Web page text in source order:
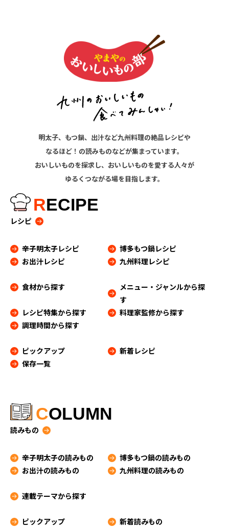
明太子、もつ鍋、出汁など九州料理の絶品レシピや
なるほど！の読みものなどが集まっています。
おいしいものを探求し、おいしいものを愛する人々が
ゆるくつながる場を目指します。
RECIPE
レシピ
辛子明太子レシピ
博多もつ鍋レシピ
お出汁レシピ
九州料理レシピ
食材から探す
メニュー・ジャンルから探
す
レシピ特集から探す
料理家監修から探す
調理時間から探す
ピックアップ
新着レシピ
保存一覧
COLUMN
読みもの
辛子明太子の読みもの
博多もつ鍋の読みもの
お出汁の読みもの
九州料理の読みもの
連載テーマから探す
ピックアップ
新着読みもの